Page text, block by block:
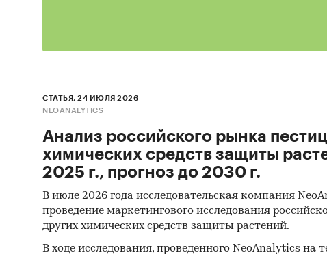
СТАТЬЯ, 24 ИЮЛЯ 2026
NEOANALYTICS
Анализ российского рынка
химических средств защиты
2025 г., прогноз до 2030 г.
В июле 2026 года исследовательская компания
проведение маркетингового исследования
других химических средств защиты растений.
В ходе исследования, проведенного NeoAnalytics на